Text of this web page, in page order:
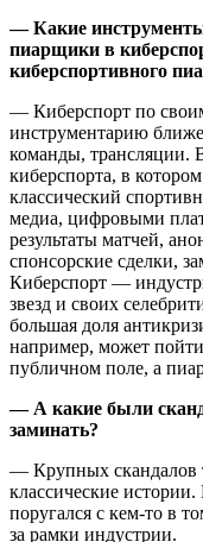
— Какие
пиарщики в
киберспортивного
— Киберспорт по
инструментарию
команды, трансляции.
киберспорта, в
классический
медиа, цифровыми
результаты матчей,
спонсорские сделки,
Киберспорт —
звезд и своих
большая доля
например, может
публичном поле, а
— А какие были
заминать?
— Крупных скандалов
классические
поругался с кем-то в
за рамки индустрии.